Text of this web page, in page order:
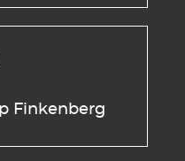
Finkenberg